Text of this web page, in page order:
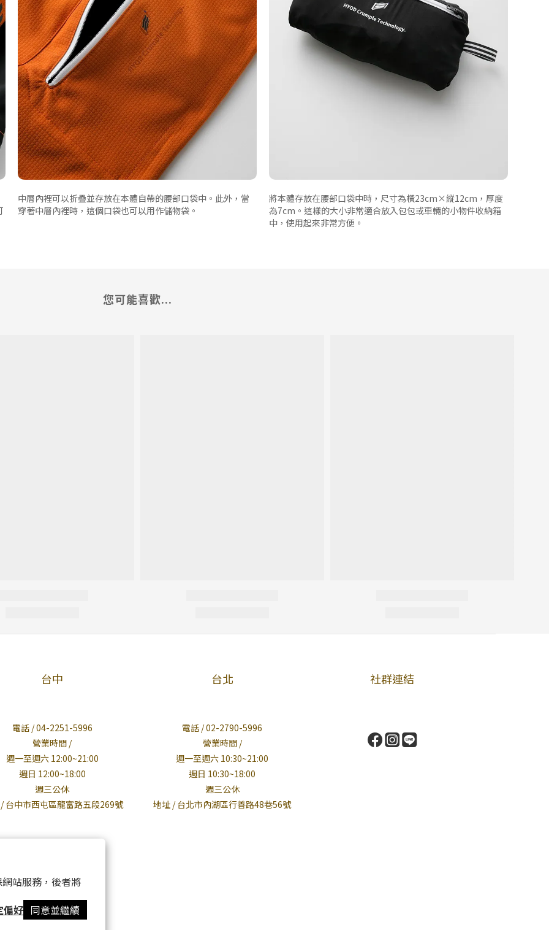
站服務，後者將
偏好 同意並繼續
中層內裡可以折疊並存放在本體自帶的腰部口袋中。此外，當
穿著中層內裡時，這個口袋也可以用作儲物袋。
將本體存放在腰部口袋中時，尺寸為橫23cm×縱12cm，厚度
為7cm。這樣的大小非常適合放入包包或車輛的小物件收納箱
中，使用起來非常方便。
您可能喜歡...
台中
電話 / 04-2251-5996
營業時間 /
週一至週六 12:00~21:00
週日 12:00~18:00
週三公休
台中市西屯區龍富路五段269號
台北
電話 / 02-2790-5996
營業時間 /
週一至週六 10:30~21:00
週日 10:30~18:00
週三公休
地址 / 台北市內湖區行善路48巷56號
社群連結